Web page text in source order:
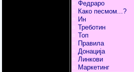
Федраро
Како песмом...?
Ин
Треботин
Топ
Правила
Донација
Линкови
Маркетинг